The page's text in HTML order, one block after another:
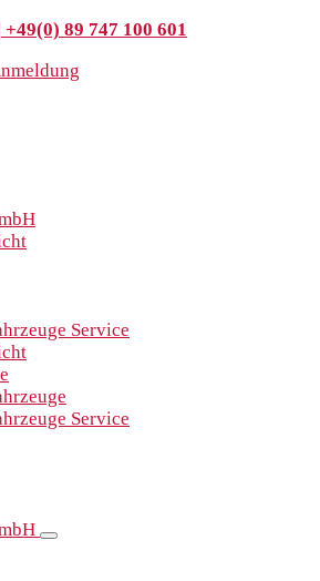
89 747 100 601